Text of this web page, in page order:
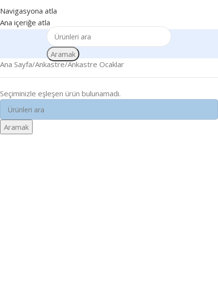
Navigasyona atla
Ana içeriğe atla
Aramak
Ana Sayfa Ankastre Ankastre Ocaklar
Seçiminizle eşleşen ürün bulunamadı.
Aramak